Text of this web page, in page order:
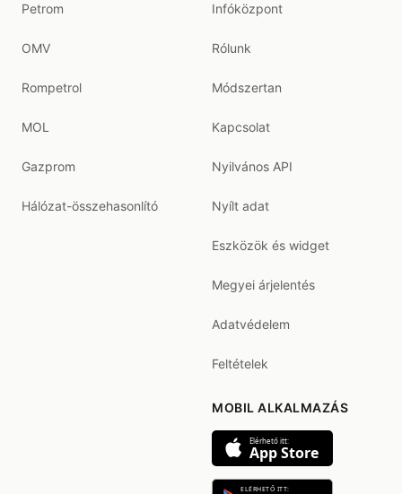
Petrom
OMV
Rompetrol
MOL
Gazprom
Hálózat-összehasonlító
Infóközpont
Rólunk
Módszertan
Kapcsolat
Nyilvános API
Nyílt adat
Eszközök és widget
Megyei árjelentés
Adatvédelem
Feltételek
MOBIL ALKALMAZÁS
Elérhető itt:
App Store
ELÉRHETŐ ITT: